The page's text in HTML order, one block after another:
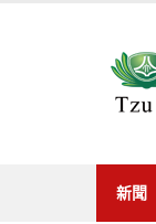
新聞